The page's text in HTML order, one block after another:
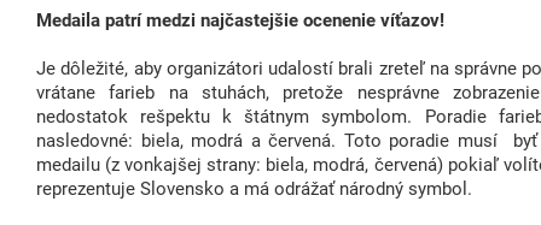
Medaila patrí medzi najčastejšie ocenenie víťazov!
Je dôležité, aby organizátori udalostí brali zreteľ na správne
vrátane farieb na stuhách, pretože nesprávne
nedostatok rešpektu k štátnym symbolom. Poradie
nasledovné: biela, modrá a červená. Toto poradie musí
medailu (z vonkajšej strany: biela, modrá, červená) pokiaľ
reprezentuje Slovensko a má odrážať národný symbol.